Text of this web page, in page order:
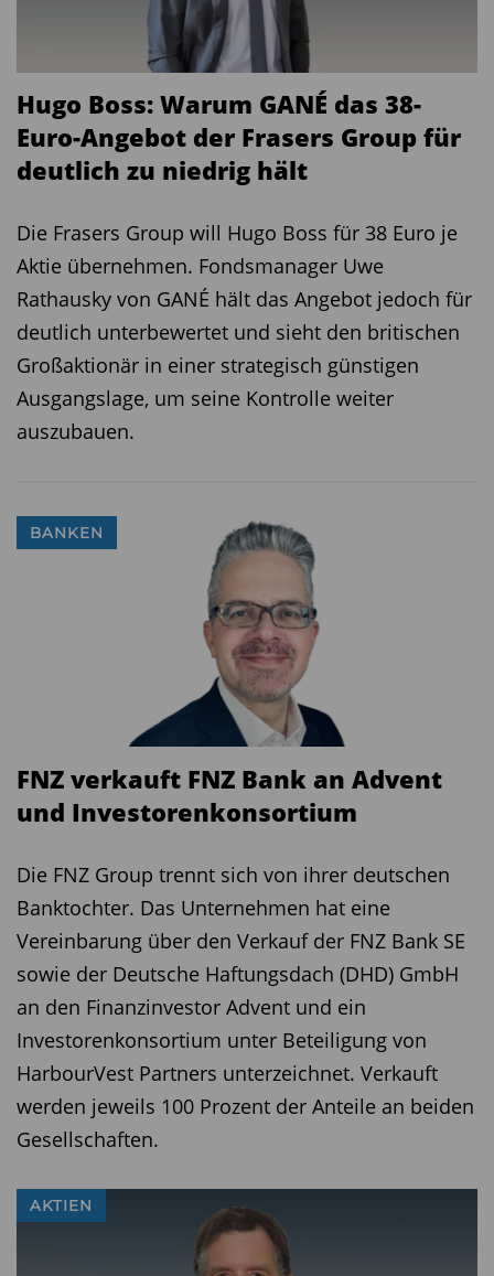
Hugo Boss: Warum GANÉ das 38-
Euro-Angebot der Frasers Group für
deutlich zu niedrig hält
Die Frasers Group will Hugo Boss für 38 Euro je
Aktie übernehmen. Fondsmanager Uwe
Rathausky von GANÉ hält das Angebot jedoch für
deutlich unterbewertet und sieht den britischen
Großaktionär in einer strategisch günstigen
Ausgangslage, um seine Kontrolle weiter
auszubauen.
BANKEN
FNZ verkauft FNZ Bank an Advent
und Investorenkonsortium
Die FNZ Group trennt sich von ihrer deutschen
Banktochter. Das Unternehmen hat eine
Vereinbarung über den Verkauf der FNZ Bank SE
sowie der Deutsche Haftungsdach (DHD) GmbH
an den Finanzinvestor Advent und ein
Investorenkonsortium unter Beteiligung von
HarbourVest Partners unterzeichnet. Verkauft
werden jeweils 100 Prozent der Anteile an beiden
Gesellschaften.
AKTIEN